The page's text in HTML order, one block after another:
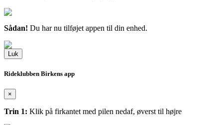
Sådan! Du har nu tilføjet appen til din enhed.
Luk
Rideklubben Birkens app
×
Trin 1: Klik på firkantet med pilen nedaf, øverst til højre